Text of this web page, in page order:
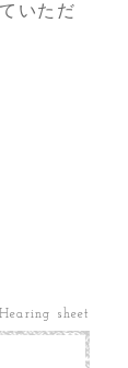
いただ
Hearing sheet